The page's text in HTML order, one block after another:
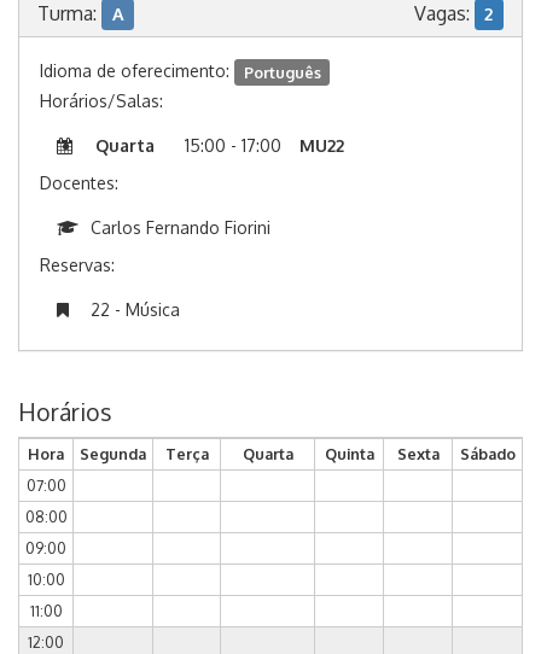
Turma: A Vagas: 2
Idioma de oferecimento: Português
Horários/Salas:
Quarta 15:00 - 17:00
MU22
Docentes:
Carlos Fernando Fiorini
Reservas:
22 - Música
Horários
Hora Segunda Terça Quarta Quinta Sexta
Sábado
07:00
08:00
09:00
10:00
11:00
12:00